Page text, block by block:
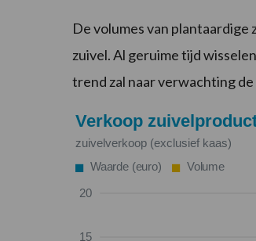
De volumes van plantaardige
zuivel. Al geruime tijd
trend zal naar verwachting
zuivelverkoop (exclusief kaas)
Waarde (euro) Volume
15
20